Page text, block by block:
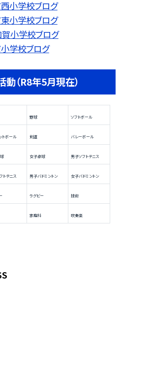
小学校ブログ
小学校ブログ
小学校ブログ
学校ブログ
動（R8年5月現在）
野球 ソフトボール
トボール 剣道 バレーボール
女子卓球 男子ソフトテニス
トテニス 男子バドミントン 女子バドミントン
ラグビー 技術
家庭科 吹奏楽